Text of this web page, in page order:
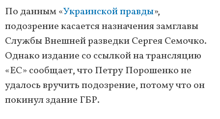
По данным «Украинской правды»,
подозрение касается назначения замглавы
Службы Внешней разведки Сергея Семочко.
Однако издание со ссылкой на трансляцию
«ЕС» сообщает, что Петру Порошенко не
удалось вручить подозрение, потому что он
покинул здание ГБР.